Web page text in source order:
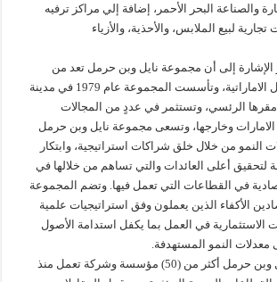
والصناعة البحر الأحمر، إضافة إلي مراكز ترفيه
لبيع الملابس، والأحذية، والأزياء
الإشارة إلى أن مجموعة نايل وبن حرمل تعد من
كبريات شركات الأعمال الاماراتية، وتأسست المجموعة عام 1979 في مدينة
مقرها الرئسي، وتستثمر في عددٍ من المجالات
الامارات وخارجها، وتسعى مجموعة نايل وبن حرمل
النمو من خلال خلق شراكات استراتيجية، وابتكار
لتحقيق أعلى العائدات والتي تساهم من خلالها في
في القطاعات التي تعمل فيها. وتضم المجموعة
الأكفاء الذين يعملون وفق استراتيجيات علمية
الاستثمارية في العمل بما يكفل استدامة الأصول
النمو المستهدفة.
كما تضم مجموعة نايل وبن حرمل أكثر من (50) مؤسسة وشركة تعمل منذ